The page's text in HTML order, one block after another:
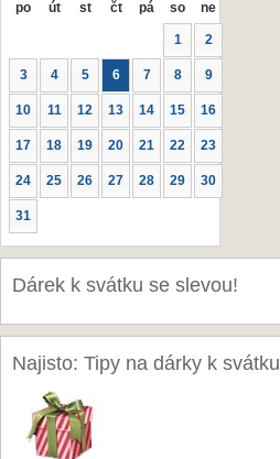
po út st čt pá so ne
1 2
3 4 5 6 7 8 9
10 11 12 13 14 15 16
17 18 19 20 21 22 23
24 25 26 27 28 29 30
31
Dárek k svátku se slevou!
Najisto: Tipy na dárky k svátku